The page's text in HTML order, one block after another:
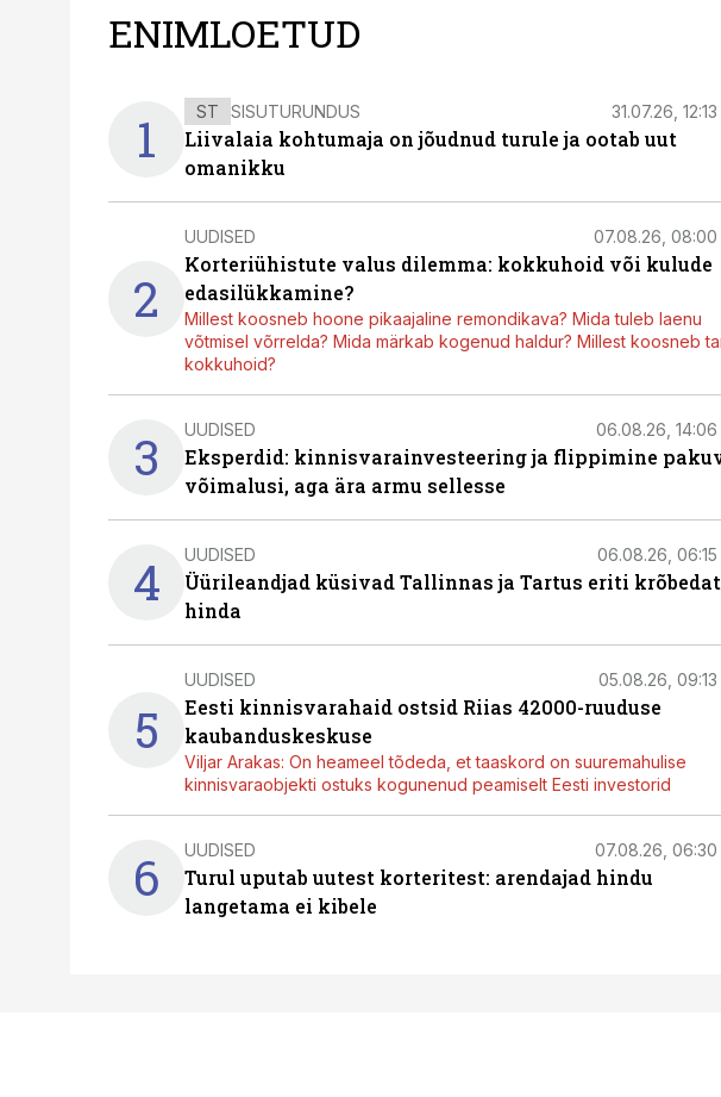
ENIMLOETUD
1 ST SISUTURUNDUS 31.07.26, 12:13
Liivalaia kohtumaja on jõudnud turule ja ootab uut
omanikku
2
UUDISED 07.08.26, 08:00
Korteriühistute valus dilemma: kokkuhoid või kulude
edasilükkamine?
Millest koosneb hoone pikaajaline remondikava? Mida tuleb laenu
võtmisel võrrelda? Mida märkab kogenud haldur? Millest koosneb
kokkuhoid?
3 UUDISED 06.08.26, 14:06
Eksperdid: kinnisvarainvesteering ja flippimine
võimalusi, aga ära armu sellesse
4 UUDISED 06.08.26, 06:15
Üürileandjad küsivad Tallinnas ja Tartus eriti krõbedat
hinda
5
UUDISED 05.08.26, 09:13
Eesti kinnisvarahaid ostsid Riias 42000-ruuduse
kaubanduskeskuse
Viljar Arakas: On heameel tõdeda, et taaskord on suuremahulise
kinnisvaraobjekti ostuks kogunenud peamiselt Eesti investorid
6 UUDISED 07.08.26, 06:30
Turul uputab uutest korteritest: arendajad hindu
langetama ei kibele